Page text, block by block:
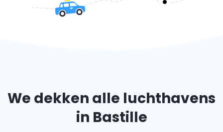
We dekken alle luchthavens
in Bastille